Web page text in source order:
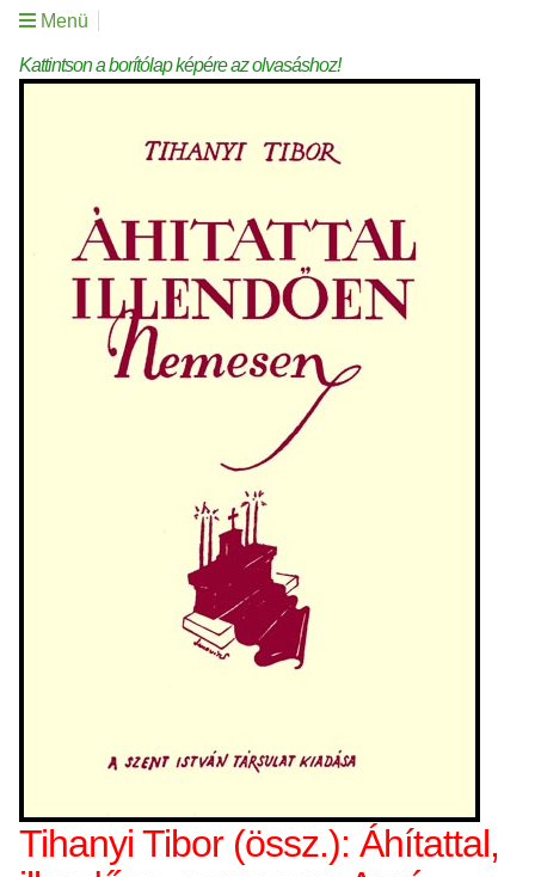
Menü
Kattintson a borítólap képére az olvasáshoz!
Tihanyi Tibor (össz.): Áhítattal,